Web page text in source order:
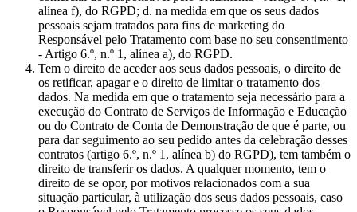
alínea f), do RGPD; d. na medida em que os seus dados
pessoais sejam tratados para fins de marketing do
Responsável pelo Tratamento com base no seu consentimento
- Artigo 6.º, n.º 1, alínea a), do RGPD.
Tem o direito de aceder aos seus dados pessoais, o direito de
os retificar, apagar e o direito de limitar o tratamento dos
dados. Na medida em que o tratamento seja necessário para a
execução do Contrato de Serviços de Informação e Educação
ou do Contrato de Conta de Demonstração de que é parte, ou
para dar seguimento ao seu pedido antes da celebração desses
contratos (artigo 6.º, n.º 1, alínea b) do RGPD), tem também o
direito de transferir os dados. A qualquer momento, tem o
direito de se opor, por motivos relacionados com a sua
situação particular, à utilização dos seus dados pessoais, caso